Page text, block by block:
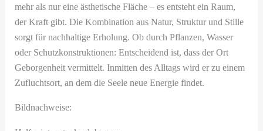
mehr als nur eine ästhetische Fläche – es entsteht ein Raum,
der Kraft gibt. Die Kombination aus Natur, Struktur und Stille
sorgt für nachhaltige Erholung. Ob durch Pflanzen, Wasser
oder Schutzkonstruktionen: Entscheidend ist, dass der Ort
Geborgenheit vermittelt. Inmitten des Alltags wird er zu einem
Zufluchtsort, an dem die Seele neue Energie findet.
Bildnachweise: